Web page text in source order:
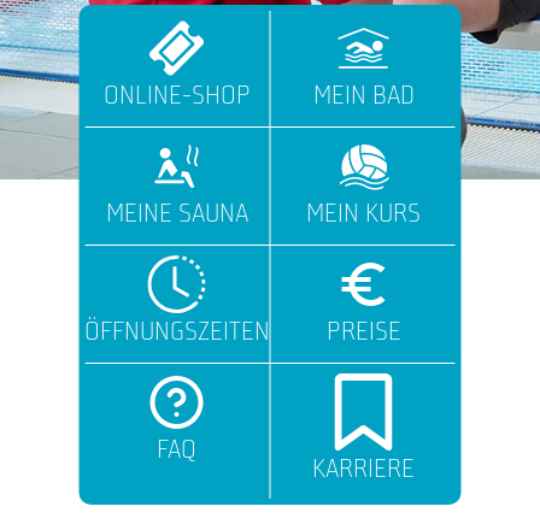
ONLINE-SHOP MEIN BAD
MEINE SAUNA MEIN KURS
ÖFFNUNGSZEITEN PREISE
FAQ
KARRIERE